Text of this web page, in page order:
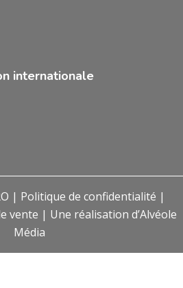
internationale
| Politique de confidentialité |
vente | Une réalisation d’Alvéole
Média